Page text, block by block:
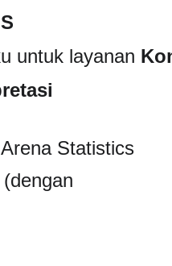
untuk layanan
Statistics